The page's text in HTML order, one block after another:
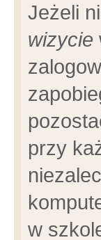
Jeżeli
wizycie
przy
w